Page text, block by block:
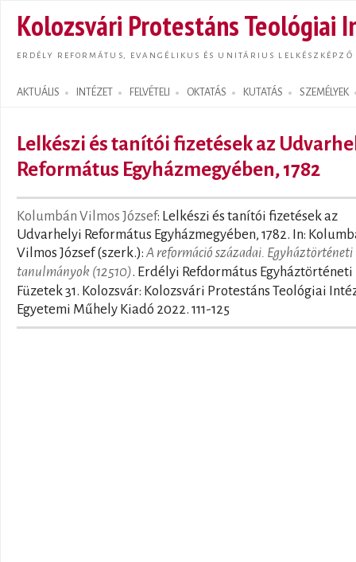
Kolozsvári Protestáns Teológiai
ERDÉLY REFORMÁTUS, EVANGÉLIKUS ÉS UNITÁRIUS LELKÉSZKÉPZŐ
AKTUÁLIS INTÉZET FELVÉTELI OKTATÁS KUTATÁS SZEMÉLYEK
Search form
Lelkészi és tanítói fizetések az
Református Egyházmegyében, 1782
Kolumbán Vilmos József: Lelkészi és tanítói fizetések az
Udvarhelyi Református Egyházmegyében, 1782. In:
Vilmos József (szerk.): A reformáció századai. Egyháztörténeti
tanulmányok (12510). Erdélyi Refdormátus Egyháztörténeti
Füzetek 31. Kolozsvár: Kolozsvári Protestáns Teológiai
Egyetemi Műhely Kiadó 2022. 111-125